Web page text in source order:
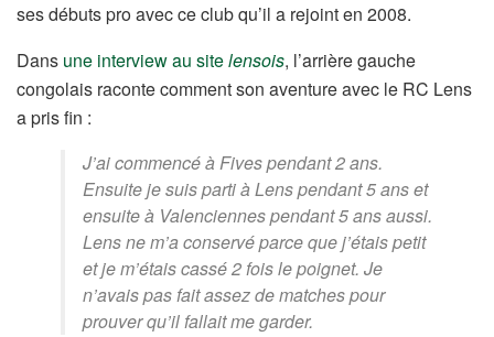
ses débuts pro avec ce club qu’il a rejoint en 2008.
Dans une interview au sitelensois, l’arrière gauche
congolais raconte comment son aventure avec le RC Lens
a pris fin :
J’ai commencé à Fives pendant 2 ans.
Ensuite je suis parti à Lens pendant 5 ans et
ensuite à Valenciennes pendant 5 ans aussi.
Lens ne m’a conservé parce que j’étais petit
et je m’étais cassé 2 fois le poignet. Je
n’avais pas fait assez de matches pour
prouver qu’il fallait me garder.